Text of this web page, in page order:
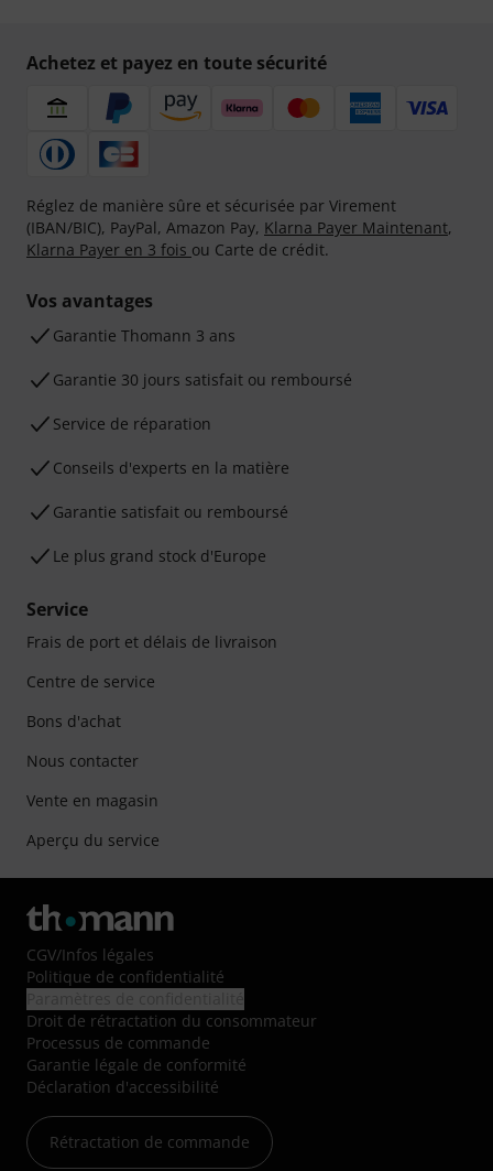
Achetez et payez en toute sécurité
Réglez de manière sûre et sécurisée par Virement
(IBAN/BIC), PayPal, Amazon Pay, Klarna Payer Maintenant,
Klarna Payer en 3 fois ou Carte de crédit.
Vos avantages
Ga­ran­tie Thomann 3 ans
Garantie 30 jours satisfait ou remboursé
Service de réparation
Conseils d'experts en la matière
Garantie satisfait ou remboursé
Le plus grand stock d'Europe
Service
Frais de port et délais de livraison
Centre de service
Bons d'achat
Nous contacter
Vente en magasin
Aperçu du service
CGV/Infos légales
Politique de confidentialité
Droit de rétractation du consommateur
Processus de commande
Garantie légale de conformité
Déclaration d'accessibilité
Rétractation de commande